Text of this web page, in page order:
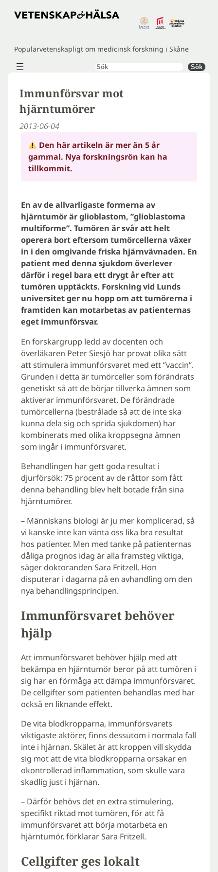
Hoppa
Populärvetenskapligt om medicinsk forskning i Skåne
Sök Sök
Immunförsvar mot
hjärntumörer
2013-06-04
Den här artikeln är mer än 5 år
gammal. Nya forskningsrön kan ha
tillkommit.
En av de allvarligaste formerna av
hjärntumör är glioblastom, ”glioblastoma
multiforme”. Tumören är svår att helt
operera bort eftersom tumörcellerna växer
in i den omgivande friska hjärnvävnaden. En
patient med denna sjukdom överlever
därför i regel bara ett drygt år efter att
tumören upptäckts. Forskning vid Lunds
universitet ger nu hopp om att tumörerna i
framtiden kan motarbetas av patienternas
eget immunförsvar.
En forskargrupp ledd av docenten och
överläkaren Peter Siesjö har provat olika sätt
att stimulera immunförsvaret med ett ”vaccin”.
Grunden i detta är tumörceller som förändrats
genetiskt så att de börjar tillverka ämnen som
aktiverar immunförsvaret. De förändrade
tumörcellerna (bestrålade så att de inte ska
kunna dela sig och sprida sjukdomen) har
kombinerats med olika kroppsegna ämnen
som ingår i immunförsvaret.
Behandlingen har gett goda resultat i
djurförsök: 75 procent av de råttor som fått
denna behandling blev helt botade från sina
hjärntumörer.
– Människans biologi är ju mer komplicerad, så
vi kanske inte kan vänta oss lika bra resultat
hos patienter. Men med tanke på patienternas
dåliga prognos idag är alla framsteg viktiga,
säger doktoranden Sara Fritzell. Hon
disputerar i dagarna på en avhandling om den
nya behandlingsprincipen.
Immunförsvaret behöver
hjälp
Att immunförsvaret behöver hjälp med att
bekämpa en hjärntumör beror på att tumören i
sig har en förmåga att dämpa immunförsvaret.
De cellgifter som patienten behandlas med har
också en liknande effekt.
De vita blodkropparna, immunförsvarets
viktigaste aktörer, finns dessutom i normala fall
inte i hjärnan. Skälet är att kroppen vill skydda
sig mot att de vita blodkropparna orsakar en
okontrollerad inflammation, som skulle vara
skadlig just i hjärnan.
– Därför behövs det en extra stimulering,
specifikt riktad mot tumören, för att få
immunförsvaret att börja motarbeta en
hjärntumör, förklarar Sara Fritzell.
Cellgifter ges lokalt